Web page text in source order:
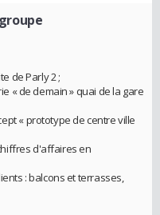
de Parly 2 ;
« de demain » quai de la gare
« prototype de centre ville
d'affaires en
: balcons et terrasses,